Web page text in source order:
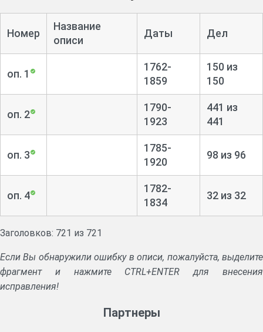
Номер
Название
описи
Даты Дел
оп. 1
1762-
1859
150 из
150
оп. 2
1790-
1923
441 из
441
оп. 3
1785-
1920
98 из 96
оп. 4
1782-
1834
32 из 32
Заголовков: 721 из 721
Если Вы обнаружили ошибку в описи, пожалуйста, выделите
фрагмент и нажмите CTRL+ENTER для внесения
исправления!
Партнеры